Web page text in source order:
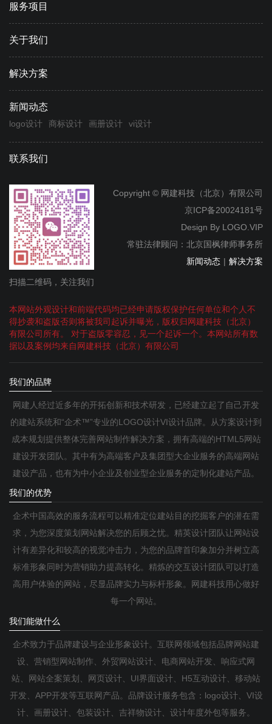
服务项目
关于我们
解决方案
新闻动态
logo设计 商标设计 画册设计 vi设计
联系我们
扫描二维码，关注我们
Copyright © 网建科技（北京）有限公司
京ICP备20024181号
Design By LOGO.VIP
常驻法律顾问：北京国枫律师事务所
新闻动态 | 解决方案
本网站外观设计和前端代码均已经申请版权保护任何单位和个人不
得抄袭和盗版否则将被我司起诉并曝光，版权归网建科技（北京）
有限公司所有。 对于盗版零容忍，见一个起诉一个。本网站所有数
据以及案例均来自网建科技（北京）有限公司
我们的品牌
网建人经过近多年的开拓创新和技术研发，已经建立起了自己开发
的建站系统和“企术™”专业的LOGO设计VI设计品牌。从方案设计到
成本规划提供整体完善网站制作解决方案，拥有高端的HTML5网站
建设开发团队。其中有为高端客户及集团型大企业服务的高端网站
建设产品，也有为中小企业及创业型企业服务的定制化建站产品。
我们的优势
企术中国高效的服务流程可以精准定位建站目的挖掘客户的潜在需
求，为您深度策划网站解决您的后顾之忧。精英设计团队让网站设
计有差异化和较高的视觉冲击力，为您的品牌首印象加分并树立高
标准形象同时为营销助力提高转化。精炼的交互设计团队可以打造
高用户体验的网站，尽显品牌实力与标杆形象。网建科技用心做好
每一个网站。
我们能做什么
企术致力于品牌建设与企业形象设计。互联网领域包括品牌网站建
设、营销型网站制作、外贸网站设计、电商网站开发、响应式网
站、网站全案策划、网页设计、UI界面设计、H5互动设计、移动站
开发、APP开发等互联网产品。品牌设计服务包含：logo设计、VI设
计、画册设计、包装设计、吉祥物设计、设计年度外包等服务。